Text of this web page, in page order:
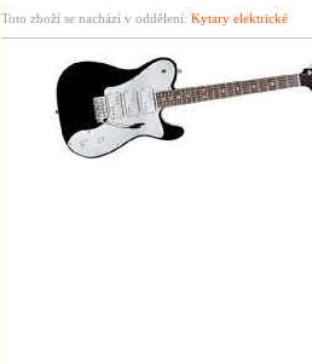
Toto zboží se nachází v oddělení: Kytary elektrické